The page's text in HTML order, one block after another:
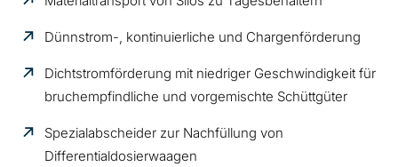
Dünnstrom-, kontinuierliche und Chargenförderung
Dichtstromförderung mit niedriger Geschwindigkeit für
bruchempfindliche und vorgemischte Schüttgüter
Spezialabscheider zur Nachfüllung von
Differentialdosierwaagen